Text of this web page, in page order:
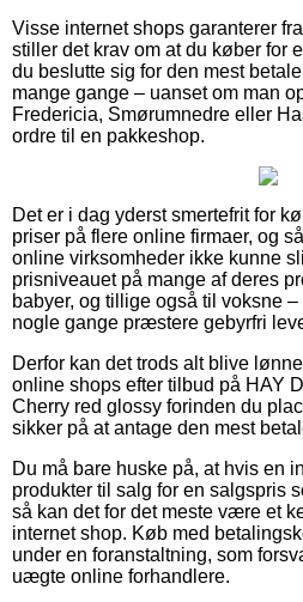
Visse internet shops garanterer
stiller det krav om at du køber for
du beslutte sig for den mest
mange gange – uanset om man
Fredericia, Smørumnedre eller
ordre til en pakkeshop.
Det er i dag yderst smertefrit for
priser på flere online firmaer, og
online virksomheder ikke kunne
prisniveauet på mange af deres
babyer, og tillige også til voksne
nogle gange præstere gebyrfri
Derfor kan det trods alt blive
online shops efter tilbud på HAY
Cherry red glossy forinden du
sikker på at antage den mest
Du må bare huske på, at hvis en
produkter til salg for en salgspris
så kan det for det meste være et
internet shop. Køb med
under en foranstaltning, som
uægte online forhandlere.